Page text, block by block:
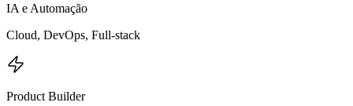
IA e Automação
Cloud, DevOps, Full-stack
Product Builder